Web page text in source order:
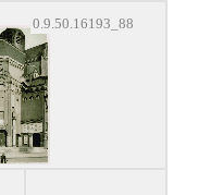
0.9.50.16193_88